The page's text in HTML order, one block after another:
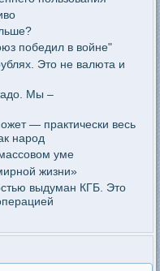
победил в войне"
Это не валюта и
Мы –
— практически весь
народ
уме
жизни»
выдуман КГБ. Это